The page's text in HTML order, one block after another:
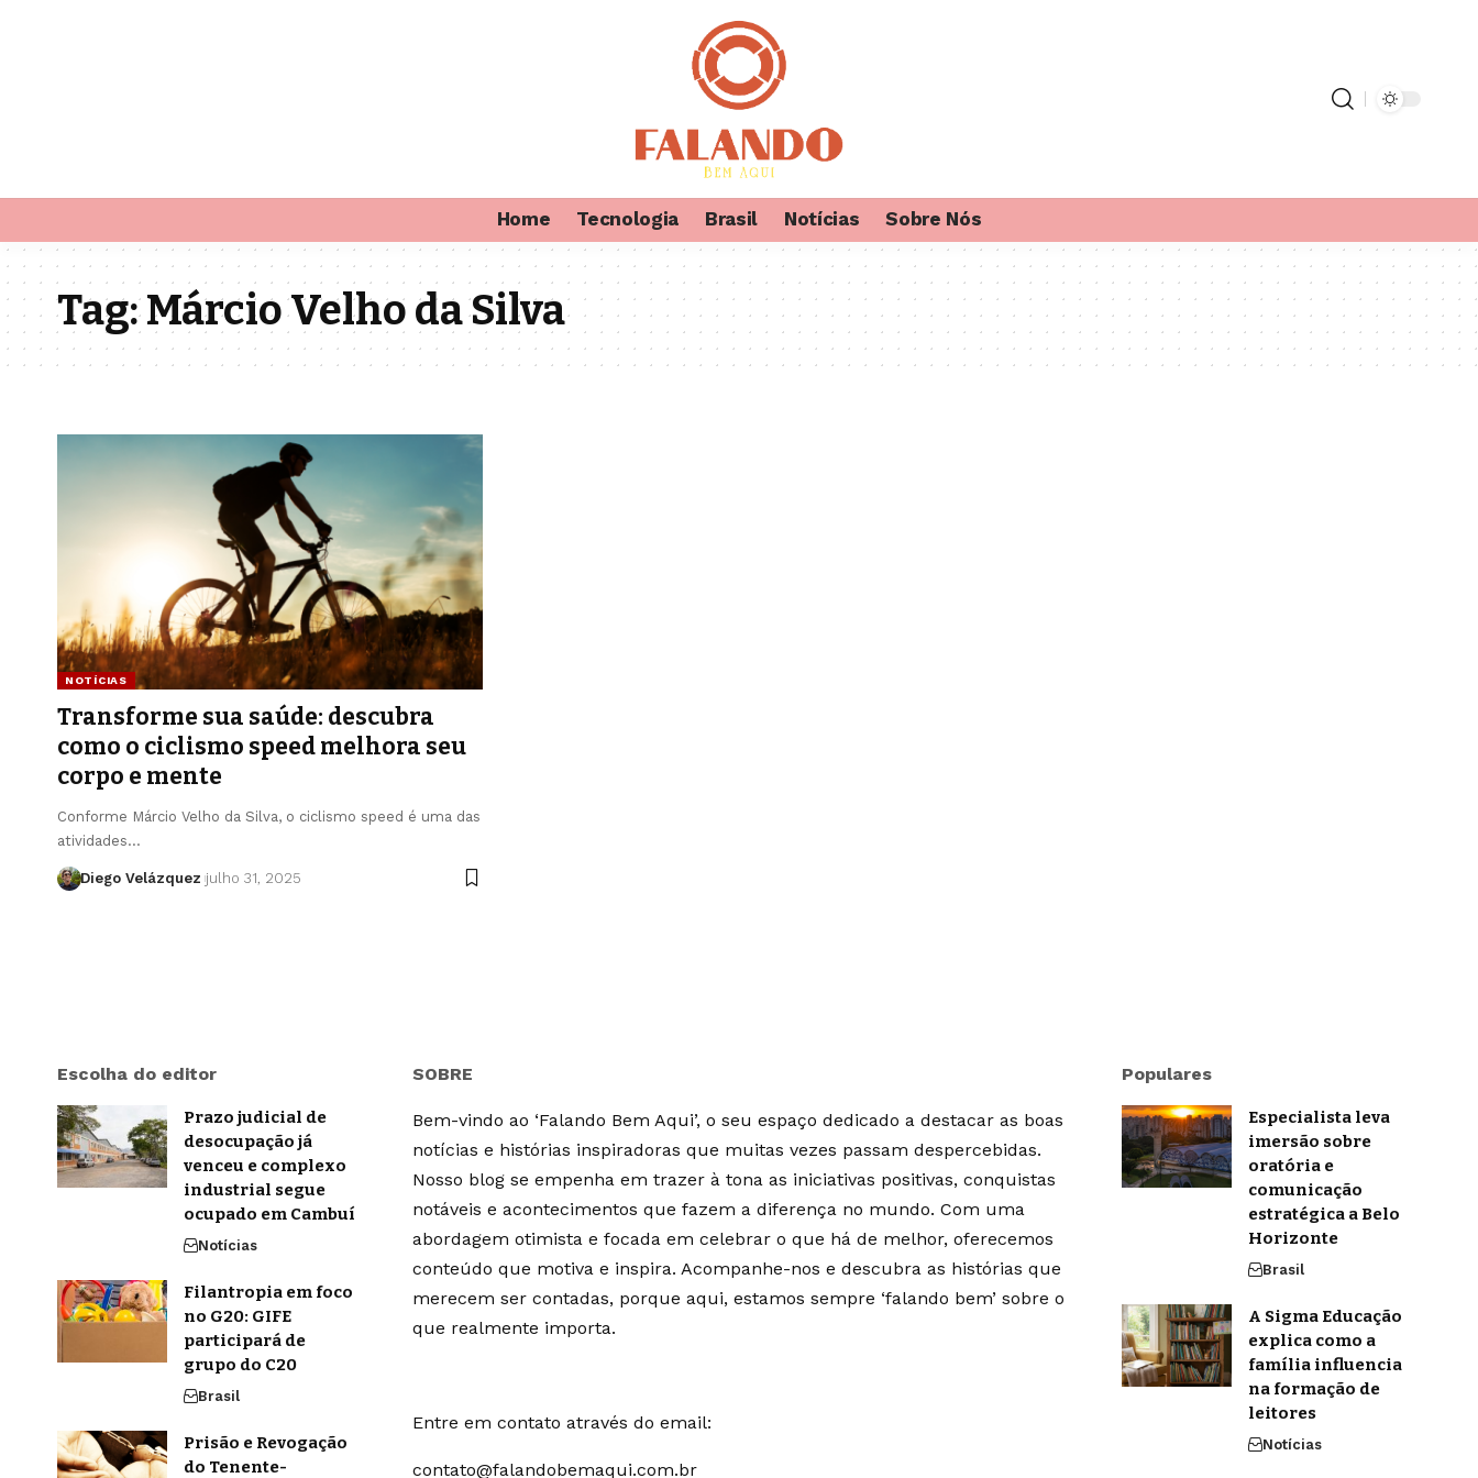
Home Tecnologia Brasil Notícias Sobre Nós
Tag:Márcio Velho da Silva
NOTÍCIAS
Transforme sua saúde: descubra
como o ciclismo speed melhora seu
corpo e mente
Conforme Márcio Velho da Silva, o ciclismo speed é uma das
atividades…
Diego Velázquez julho 31, 2025
Escolha do editor
Prazo judicial de
desocupação já
venceu e complexo
industrial segue
ocupado em Cambuí
Notícias
Filantropia em foco
no G20: GIFE
participará de
grupo do C20
Brasil
Prisão e Revogação
do Tenente-
SOBRE
Bem-vindo ao ‘Falando Bem Aqui’, o seu espaço dedicado a destacar as boas
notícias e histórias inspiradoras que muitas vezes passam despercebidas.
Nosso blog se empenha em trazer à tona as iniciativas positivas, conquistas
notáveis e acontecimentos que fazem a diferença no mundo. Com uma
abordagem otimista e focada em celebrar o que há de melhor, oferecemos
conteúdo que motiva e inspira. Acompanhe-nos e descubra as histórias que
merecem ser contadas, porque aqui, estamos sempre ‘falando bem’ sobre o
que realmente importa.
Entre em contato através do email:
contato@falandobemaqui.com.br
Populares
Especialista leva
imersão sobre
oratória e
comunicação
estratégica a Belo
Horizonte
Brasil
A Sigma Educação
explica como a
família influencia
na formação de
leitores
Notícias